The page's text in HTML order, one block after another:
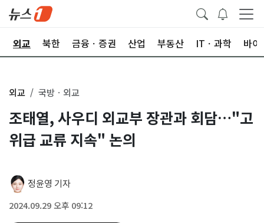
외교 북한 금융ㆍ증권 산업 부동산 ITㆍ과학 바이
외교 국방ㆍ외교
조태열, 사우디 외교부 장관과 회담…"고
위급 교류 지속" 논의
정윤영 기자
2024.09.29 오후 09:12